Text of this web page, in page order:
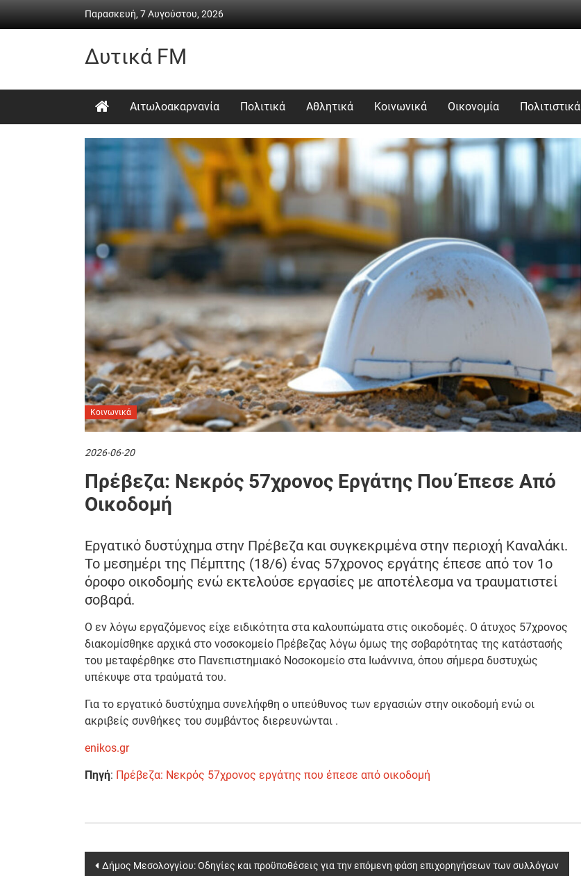
Παρασκευή, 7 Αυγούστου, 2026
Δυτικά FM
Καθημερινή
ψυχαγωγία
Αιτωλοακαρνανία Πολιτικά Αθλητικά Κοινωνικά Οικονομία Πολιτιστικά
Κοινωνικά
2026-06-20
Πρέβεζα: Νεκρός 57χρονος Εργάτης Που Έπεσε Από
Οικοδομή
Εργατικό δυστύχημα στην Πρέβεζα και συγκεκριμένα στην περιοχή Καναλάκι.
Το μεσημέρι της Πέμπτης (18/6) ένας 57χρονος εργάτης έπεσε από τον 1ο
όροφο οικοδομής ενώ εκτελούσε εργασίες με αποτέλεσμα να τραυματιστεί
σοβαρά.
Ο εν λόγω εργαζόμενος είχε ειδικότητα στα καλουπώματα στις οικοδομές. Ο άτυχος 57χρονος
διακομίσθηκε αρχικά στο νοσοκομείο Πρέβεζας λόγω όμως της σοβαρότητας της κατάστασής
του μεταφέρθηκε στo Πανεπιστημιακό Νοσοκομείο στα Ιωάννινα, όπου σήμερα δυστυχώς
υπέκυψε στα τραύματά του.
Για το εργατικό δυστύχημα συνελήφθη ο υπεύθυνος των εργασιών στην οικοδομή ενώ οι
ακριβείς συνθήκες του συμβάντος διερευνώνται .
enikos.gr
Πηγή: Πρέβεζα: Νεκρός 57χρονος εργάτης που έπεσε από οικοδομή
Post
Δήμος Μεσολογγίου: Οδηγίες και προϋποθέσεις για την επόμενη φάση επιχορηγήσεων των συλλόγων